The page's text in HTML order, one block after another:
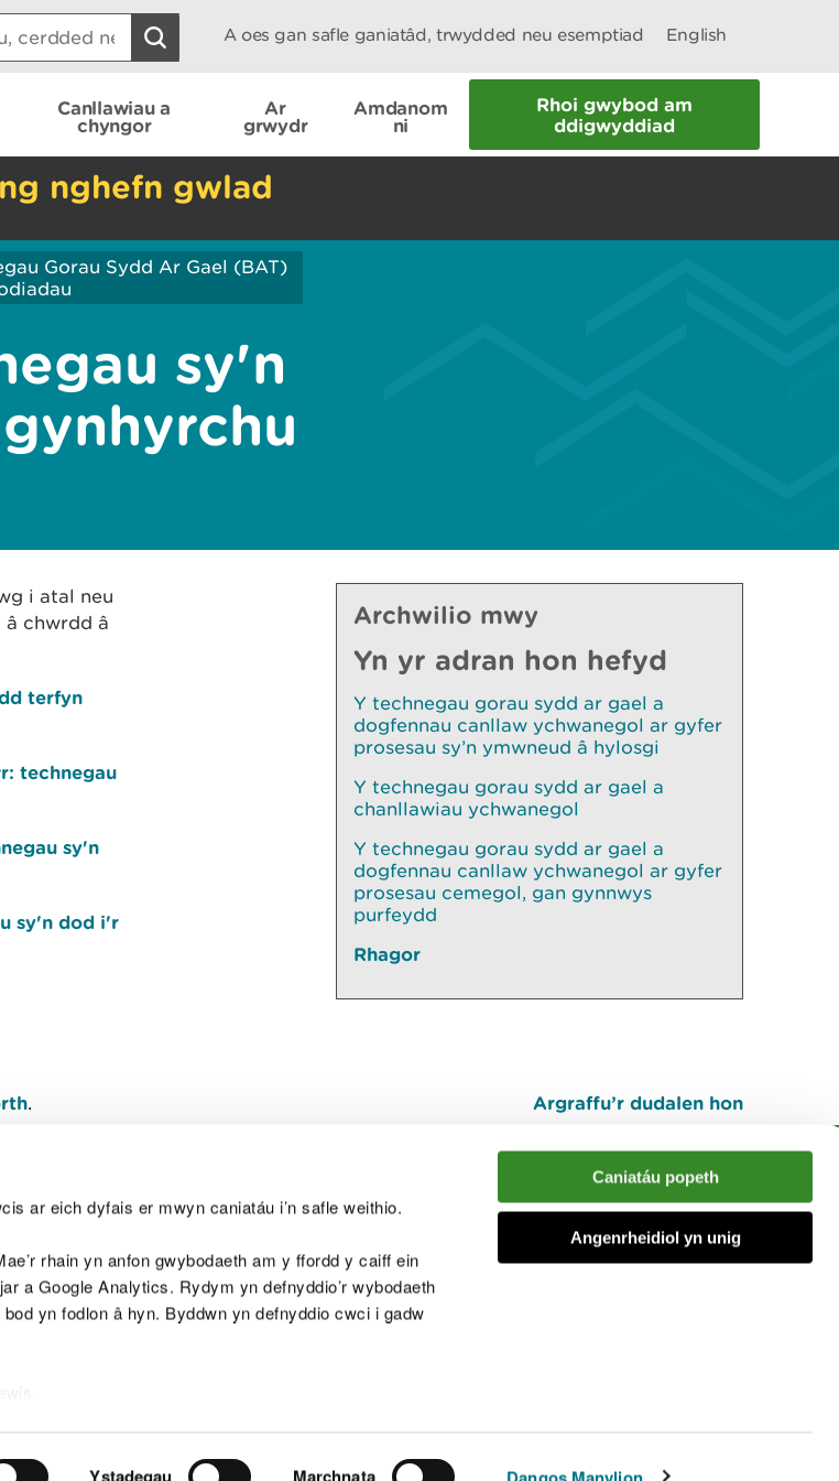
ar eich dyfais er mwyn caniatáu i’n safle weithio.
rhain yn anfon gwybodaeth am y ffordd y caiff ein
a Google Analytics. Rydym yn defnyddio’r wybodaeth
yn fodlon â hyn. Byddwn yn defnyddio cwci i gadw
Ystadegau Marchnata
Caniatáu popeth
Angenrheidiol yn unig
A oes gan safle ganiatâd, trwydded neu esemptiad English
Canllawiau a
chyngor
Ar
grwydr
Amdanom
ni
Rhoi gwybod am
ddigwyddiad
nghefn gwlad
Gorau Sydd Ar Gael (BAT)
sy'n
i atal neu
chwrdd â
terfyn
technegau
sy'n
sy'n dod i'r
Archwilio mwy
Yn yr adran hon hefyd
Y technegau gorau sydd ar gael a
dogfennau canllaw ychwanegol ar gyfer
prosesau sy’n ymwneud â hylosgi
Y technegau gorau sydd ar gael a
chanllawiau ychwanegol
Y technegau gorau sydd ar gael a
dogfennau canllaw ychwanegol ar gyfer
prosesau cemegol, gan gynnwys
purfeydd
Rhagor
. Argraffu’r dudalen hon
I fyny